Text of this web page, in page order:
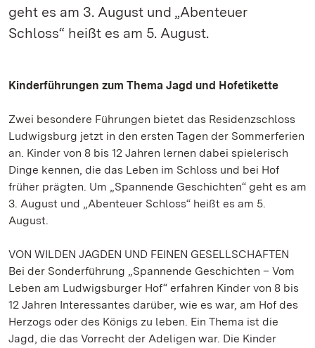
geht es am 3. August und „Abenteuer
Schloss“ heißt es am 5. August.
Kinderführungen zum Thema Jagd und Hofetikette
Zwei besondere Führungen bietet das Residenzschloss
Ludwigsburg jetzt in den ersten Tagen der Sommerferien
an. Kinder von 8 bis 12 Jahren lernen dabei spielerisch
Dinge kennen, die das Leben im Schloss und bei Hof
früher prägten. Um „Spannende Geschichten“ geht es am
3. August und „Abenteuer Schloss“ heißt es am 5.
August.
VON WILDEN JAGDEN UND FEINEN GESELLSCHAFTEN
Bei der Sonderführung „Spannende Geschichten – Vom
Leben am Ludwigsburger Hof“ erfahren Kinder von 8 bis
12 Jahren Interessantes darüber, wie es war, am Hof des
Herzogs oder des Königs zu leben. Ein Thema ist die
Jagd, die das Vorrecht der Adeligen war. Die Kinder